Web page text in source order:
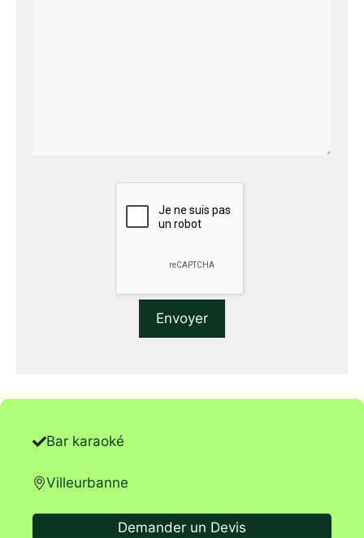
Bar karaoké
Villeurbanne
Demander un Devis